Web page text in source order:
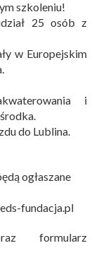
szkoleniu!
25 osób z
w Europejskim
i
do Lublina.
ogłaszane
fundacja.pl
formularz